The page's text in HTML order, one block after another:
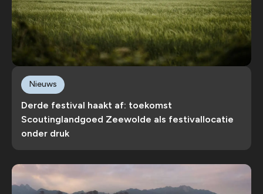
Derde festival haakt af: toekomst
Scoutinglandgoed Zeewolde als festivallocatie
onder druk
Nieuws